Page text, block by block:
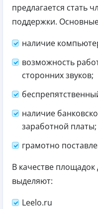
предлагается стать
поддержки.
наличие
возможность
сторонних звуков;
наличие
заработной платы;
грамотно
В качестве
выделяют:
Leelo.ru